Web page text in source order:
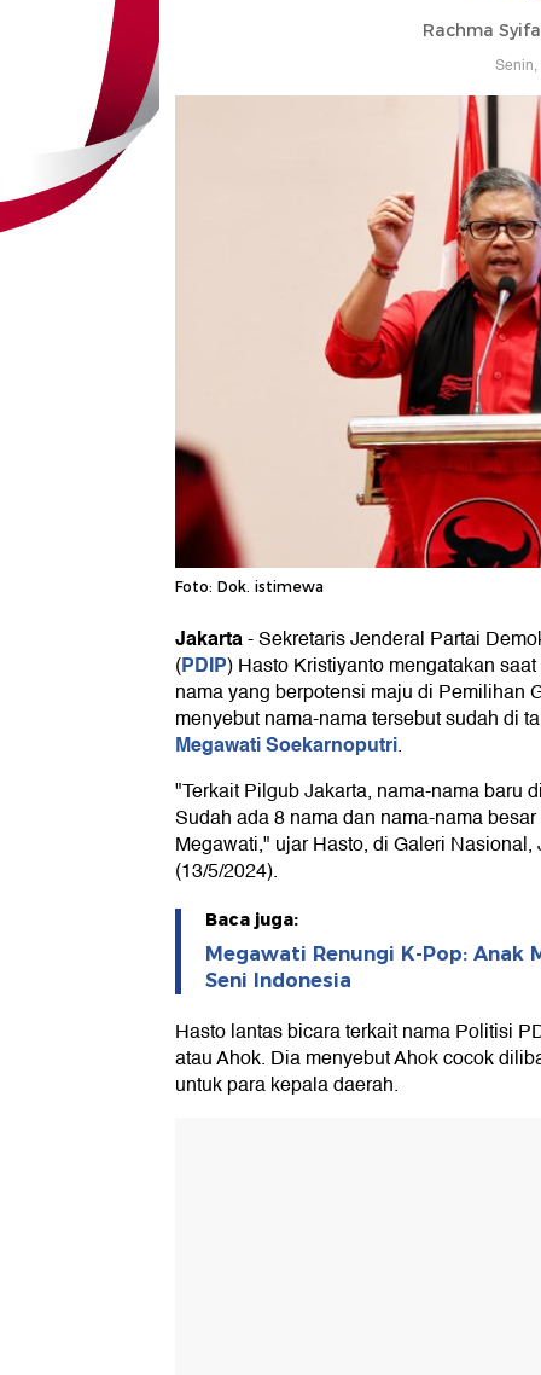
Rachma
Foto: Dok. istimewa
Jakarta-Sekretaris Jenderal Partai
(PDIP) Hasto Kristiyanto mengatakan
nama yang berpotensi maju di Pemilihan
menyebut nama-nama tersebut sudah di
Megawati Soekarnoputri.
"Terkait Pilgub Jakarta, nama-nama baru
Sudah ada 8 nama dan nama-nama
Megawati," ujar Hasto, di Galeri Nasional,
(13/5/2024).
Baca juga:
Megawati Renungi K-Pop: Anak
Seni Indonesia
Hasto lantas bicara terkait nama Politisi
atau Ahok. Dia menyebut Ahok cocok
untuk para kepala daerah.